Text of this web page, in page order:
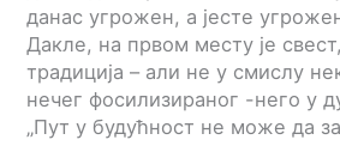
данас угрожен, а јесте
Дакле, на првом месту је
традиција – али не у смислу
нечег фосилизираног -него у
„Пут у будућност не може да